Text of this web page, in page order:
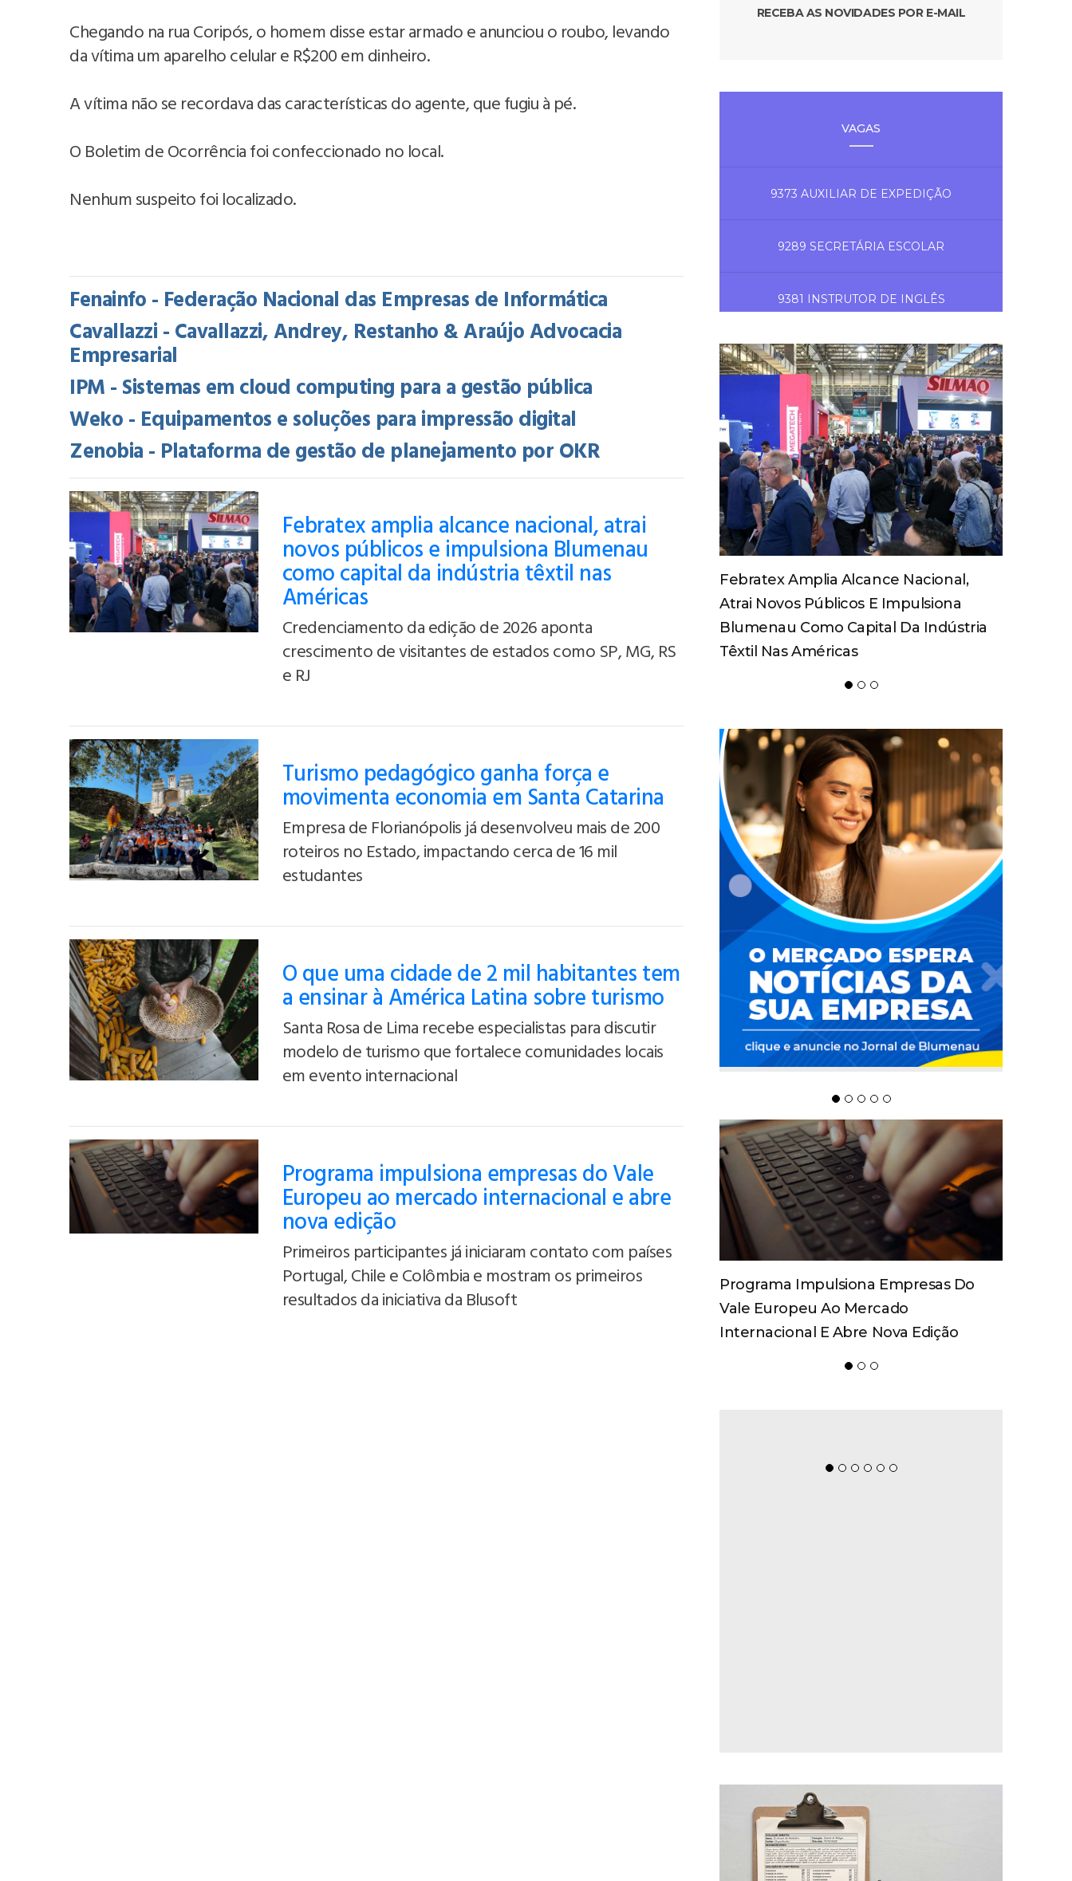
Chegando na rua Coripós, o homem disse estar armado e anunciou o roubo, levando
da vítima um aparelho celular e R$200 em dinheiro.
A vítima não se recordava das características do agente, que fugiu à pé.
O Boletim de Ocorrência foi confeccionado no local.
Nenhum suspeito foi localizado.
Fenainfo - Federação Nacional das Empresas de Informática
Cavallazzi - Cavallazzi, Andrey, Restanho & Araújo Advocacia
Empresarial
IPM - Sistemas em cloud computing para a gestão pública
Weko - Equipamentos e soluções para impressão digital
Zenobia - Plataforma de gestão de planejamento por OKR
Febratex amplia alcance nacional, atrai
novos públicos e impulsiona Blumenau
como capital da indústria têxtil nas
Américas
Credenciamento da edição de 2026 aponta
crescimento de visitantes de estados como SP, MG, RS
e RJ
Turismo pedagógico ganha força e
movimenta economia em Santa Catarina
Empresa de Florianópolis já desenvolveu mais de 200
roteiros no Estado, impactando cerca de 16 mil
estudantes
O que uma cidade de 2 mil habitantes tem
a ensinar à América Latina sobre turismo
Santa Rosa de Lima recebe especialistas para discutir
modelo de turismo que fortalece comunidades locais
em evento internacional
Programa impulsiona empresas do Vale
Europeu ao mercado internacional e abre
nova edição
Primeiros participantes já iniciaram contato com países
Portugal, Chile e Colômbia e mostram os primeiros
resultados da iniciativa da Blusoft
Movimenta Economia Em Santa
Catarina
Spaten Tisch Chega À Oktoberfest De
Blumenau Para Celebrar O Ritual Da
Cerveja E Dos Encontros